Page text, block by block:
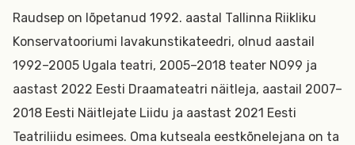
Raudsep on lõpetanud 1992. aastal Tallinna Riikliku
Konservatooriumi lavakunstikateedri, olnud aastail
1992–2005 Ugala teatri, 2005–2018 teater NO99 ja
aastast 2022 Eesti Draamateatri näitleja, aastail 2007–
2018 Eesti Näitlejate Liidu ja aastast 2021 Eesti
Teatriliidu esimees. Oma kutseala eestkõnelejana on ta